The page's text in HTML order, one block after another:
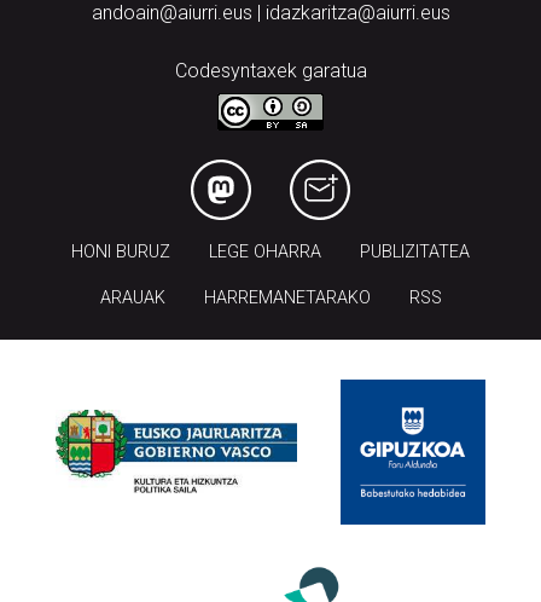
andoain@aiurri.eus | idazkaritza@aiurri.eus
Codesyntaxek garatua
HONI BURUZ LEGE OHARRA PUBLIZITATEA
ARAUAK HARREMANETARAKO RSS